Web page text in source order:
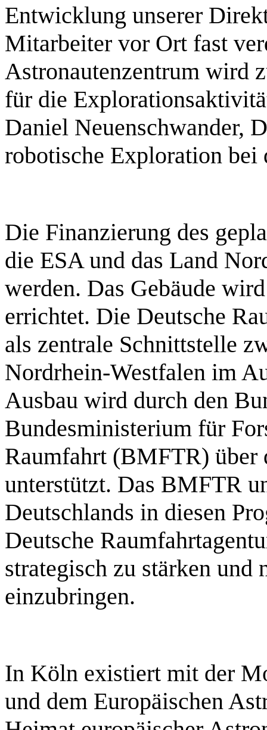
Entwicklung unserer
Mitarbeiter vor Ort fast
Astronautenzentrum wird
für die
Daniel Neuenschwander,
robotische Exploration bei
Die Finanzierung des
die ESA und das Land
werden. Das Gebäude
errichtet. Die Deutsche
als zentrale Schnittstelle
Nordrhein-Westfalen im
Ausbau wird durch den
Bundesministerium für
Raumfahrt (BMFTR) über
unterstützt. Das BMFTR
Deutschlands in diesen
Deutsche
strategisch zu stärken und
einzubringen.
In Köln existiert mit der
und dem Europäischen